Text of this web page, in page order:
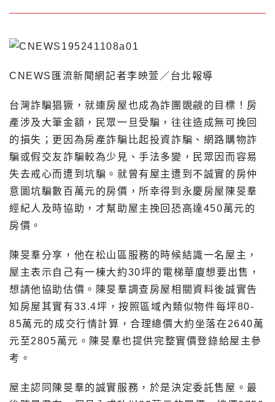
CNEWS匯流新聞網記者李映萱／台北報導
台灣詐騙猖獗，就連房屋也成為詐團覬覦的目標！房
產涉及大筆金額，民眾一旦受騙，往往造成無可挽回
的損失；更因為房產詐騙比起投資詐騙、網路購物詐
騙或假交友詐騙較為少見、手法多變，民眾因而容易
失去戒心而遭到坑騙。就曾有屋主遭到不誠實的房仲
意圖坑騙數百萬元的房價，所幸得到永慶房屋陳旻羣
經紀人及時協助，才幫助屋主挽回恐高達450萬元的
房價。
陳旻羣分享，他在松山區服務的時候結識一名屋主，
屋主表示自己有一棟大約30坪的電梯華廈想要出售，
想請他協助估價。陳旻羣調查房屋相關資料後誠實告
知房屋其實有33.4坪，按照區域內類似物件每坪80-
85萬元的成交行情計算，合理總價大約坐落在2640萬
元至2805萬元。陳旻羣也提供完整實價登錄給屋主參
考。
屋主認同陳旻羣的誠實服務，於是決定委託售屋。最